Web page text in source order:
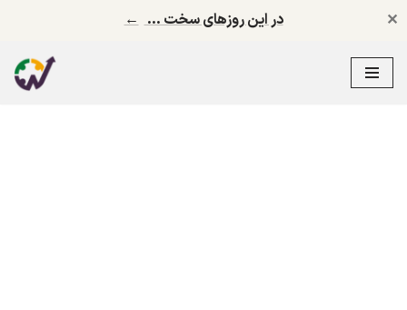
در این روزهای سخت … ← ✕
پرش